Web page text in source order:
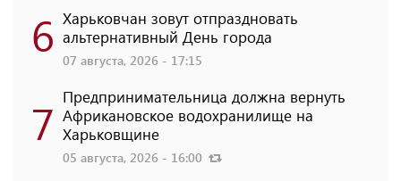
6 Харьковчан зовут отпраздновать
альтернативный День города
07 августа, 2026 - 17:15
7 Предпринимательница должна вернуть
Африкановское водохранилище на
Харьковщине
05 августа, 2026 - 16:00